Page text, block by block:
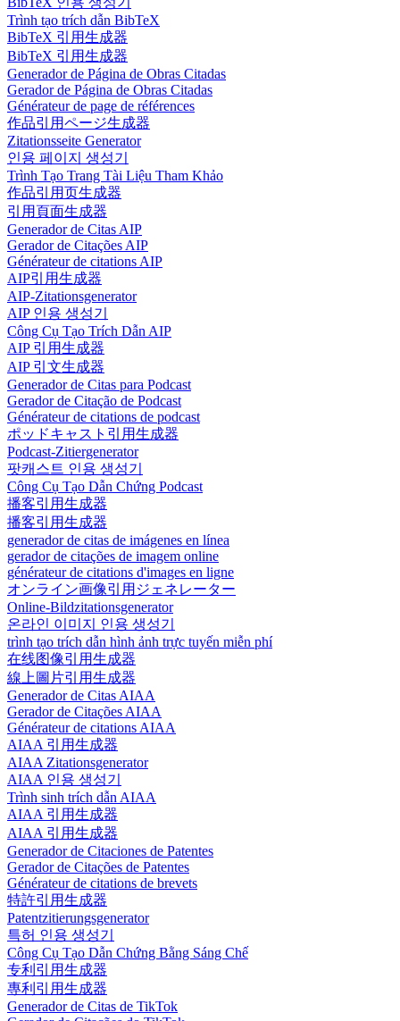
Trình tạo trích dẫn BibTeX
BibTeX 引用生成器
BibTeX 引用生成器
Generador de Página de Obras Citadas
Gerador de Página de Obras Citadas
Générateur de page de références
作品引用ページ生成器
Zitationsseite Generator
인용 페이지 생성기
Trình Tạo Trang Tài Liệu Tham Khảo
作品引用页生成器
引用頁面生成器
Generador de Citas AIP
Gerador de Citações AIP
Générateur de citations AIP
AIP引用生成器
AIP-Zitationsgenerator
AIP 인용 생성기
Công Cụ Tạo Trích Dẫn AIP
AIP 引用生成器
AIP 引文生成器
Generador de Citas para Podcast
Gerador de Citação de Podcast
Générateur de citations de podcast
ポッドキャスト引用生成器
Podcast-Zitiergenerator
팟캐스트 인용 생성기
Công Cụ Tạo Dẫn Chứng Podcast
播客引用生成器
播客引用生成器
generador de citas de imágenes en línea
gerador de citações de imagem online
générateur de citations d'images en ligne
オンライン画像引用ジェネレーター
Online-Bildzitationsgenerator
온라인 이미지 인용 생성기
trình tạo trích dẫn hình ảnh trực tuyến miễn phí
在线图像引用生成器
線上圖片引用生成器
Generador de Citas AIAA
Gerador de Citações AIAA
Générateur de citations AIAA
AIAA 引用生成器
AIAA Zitationsgenerator
AIAA 인용 생성기
Trình sinh trích dẫn AIAA
AIAA 引用生成器
AIAA 引用生成器
Generador de Citaciones de Patentes
Gerador de Citações de Patentes
Générateur de citations de brevets
特許引用生成器
Patentzitierungsgenerator
특허 인용 생성기
Công Cụ Tạo Dẫn Chứng Bằng Sáng Chế
专利引用生成器
專利引用生成器
Generador de Citas de TikTok